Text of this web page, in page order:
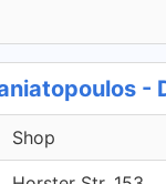
-
Shop